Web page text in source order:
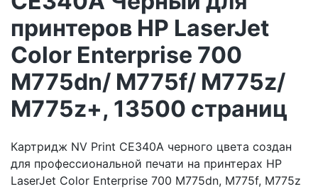
принтеров HP LaserJet
Color Enterprise 700
M775dn/ M775f/ M775z/
M775z+, 13500 страниц
Картридж NV Print CE340A черного цвета создан
для профессиональной печати на принтерах HP
LaserJet Color Enterprise 700 M775dn, M775f, M775z